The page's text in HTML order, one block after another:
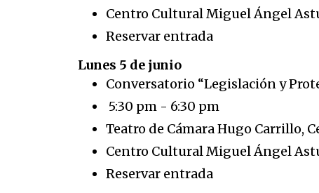
Centro Cultural Miguel Ángel
Reservar entrada
Lunes 5 de junio
Conversatorio “Legislación y
5:30 pm - 6:30 pm
Teatro de Cámara Hugo Carrillo,
Centro Cultural Miguel Ángel
Reservar entrada